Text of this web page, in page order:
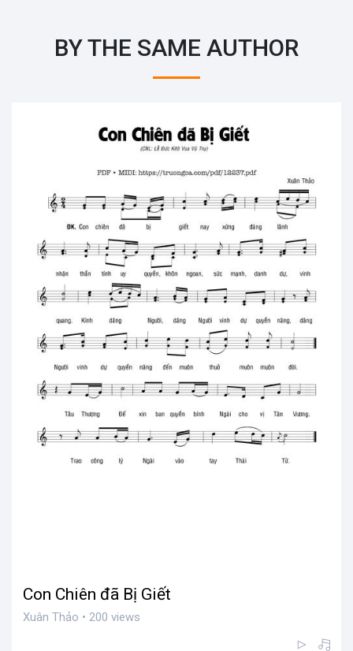
BY THE SAME AUTHOR
Con Chiên đã Bị Giết
Xuân Thảo • 200 views